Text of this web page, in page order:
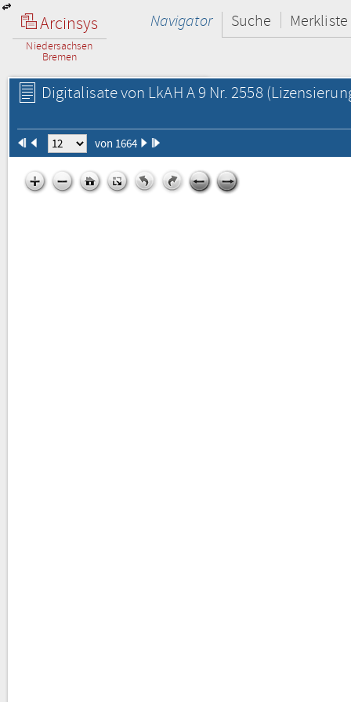
Arcinsys
Niedersachsen
Bremen
Navigator Suche Merkliste
Digitalisate von LkAH A 9 Nr. 2558
von 1664